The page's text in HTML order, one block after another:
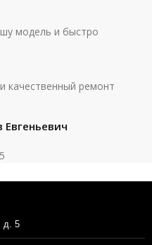
модель и быстро
качественный ремонт
д. 5